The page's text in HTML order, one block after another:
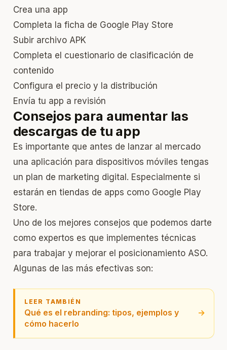
Crea una app
Completa la ficha de Google Play Store
Subir archivo APK
Completa el cuestionario de clasificación de
contenido
Configura el precio y la distribución
Envía tu app a revisión
Consejos para aumentar las
descargas de tu app
Es importante que antes de lanzar al mercado
una aplicación para dispositivos móviles tengas
un plan de marketing digital. Especialmente si
estarán en tiendas de apps como Google Play
Store.
Uno de los mejores consejos que podemos darte
como expertos es que implementes técnicas
para trabajar y mejorar el posicionamiento ASO.
Algunas de las más efectivas son:
LEER TAMBIÉN
Qué es el rebranding: tipos, ejemplos y
cómo hacerlo
→